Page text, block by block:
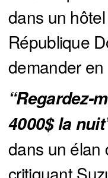
dans un
République
demander
“Regardez-
4000$ la
dans un élan
critiquant